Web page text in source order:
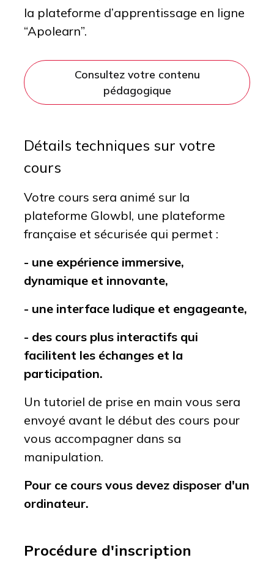
la plateforme d’apprentissage en ligne
“Apolearn”.
Consultez votre contenu
pédagogique
Détails techniques sur votre
cours
Votre cours sera animé sur la
plateforme Glowbl, une plateforme
française et sécurisée qui permet :
- une expérience immersive,
dynamique et innovante,
- une interface ludique et engageante,
- des cours plus interactifs qui
facilitent les échanges et la
participation.
Un tutoriel de prise en main vous sera
envoyé avant le début des cours pour
vous accompagner dans sa
manipulation.
Pour ce cours vous devez disposer d'un
ordinateur.
Procédure d'inscription